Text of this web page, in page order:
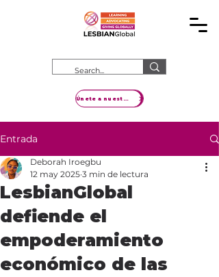
Únete a nuestro movimiento
Entrada
LesbianGlobal
defiende el
empoderamiento
económico de las
Deborah Iroegbu
12 may 2025 3 min de lectura